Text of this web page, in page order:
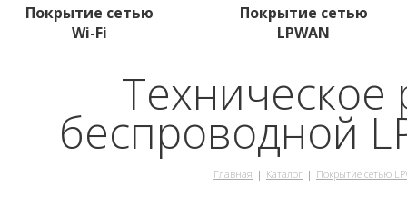
Покрытие сетью
Wi-Fi
Покрытие сетью
LPWAN
беспроводной
Главная Каталог Покрытие сетью